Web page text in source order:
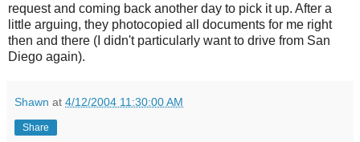
request and coming back another day to pick it up. After a
little arguing, they photocopied all documents for me right
then and there (I didn't particularly want to drive from San
Diego again).
Shawn at 4/12/2004 11:30:00 AM
Share